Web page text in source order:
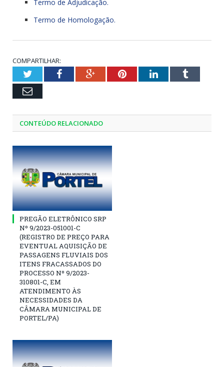
Termo de Adjudicação.
Termo de Homologação.
COMPARTILHAR:
TwitterFacebookGoogle+PinterestLinkedInTumblr
Email
CONTEÚDO RELACIONADO
PREGÃO ELETRÔNICO SRP
Nº 9/2023-051001-C
(REGISTRO DE PREÇO PARA
EVENTUAL AQUISIÇÃO DE
PASSAGENS FLUVIAIS DOS
ITENS FRACASSADOS DO
PROCESSO Nº 9/2023-
310801-C, EM
ATENDIMENTO ÀS
NECESSIDADES DA
CÂMARA MUNICIPAL DE
PORTEL/PA)